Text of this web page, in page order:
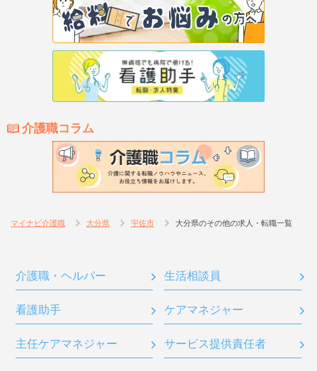
介護職コラム
マイナビ介護職 大分県 宇佐市 大分県のその他の求人・転職一覧
介護職・ヘルパー 生活相談員
看護助手 ケアマネジャー
主任ケアマネジャー サービス提供責任者